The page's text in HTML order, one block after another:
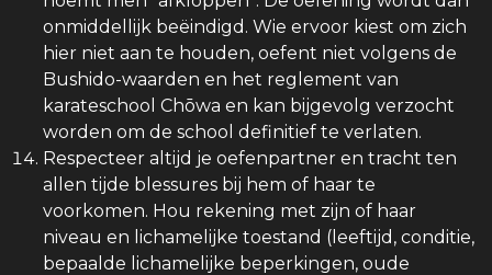
onmiddellijk beëindigd. Wie ervoor kiest om zich
hier niet aan te houden, oefent niet volgens de
Bushido-waarden en het reglement van
karateschool Chōwa en kan bijgevolg verzocht
worden om de school definitief te verlaten.
Respecteer altijd je oefenpartner en tracht ten
allen tijde blessures bij hem of haar te
voorkomen. Hou rekening met zijn of haar
niveau en lichamelijke toestand (leeftijd, conditie,
bepaalde lichamelijke beperkingen, oude